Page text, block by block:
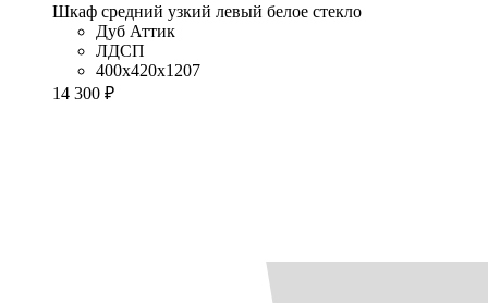
Шкаф средний узкий левый белое стекло
Дуб Аттик
ЛДСП
400x420x1207
14 300 ₽